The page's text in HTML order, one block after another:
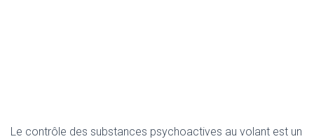
Le contrôle des substances psychoactives au volant est un